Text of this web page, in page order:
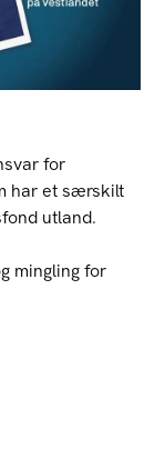
for
har et særskilt
utland.
mingling for